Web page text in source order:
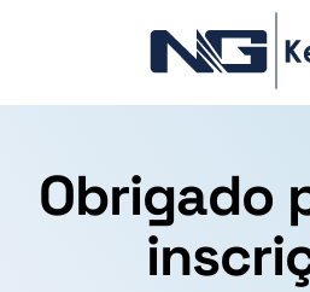
Obrigado